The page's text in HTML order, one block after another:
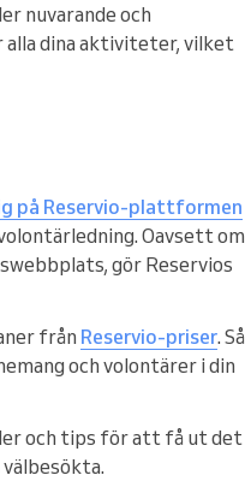
nuvarande och
dina aktiviteter, vilket
på Reservio-plattformen
Oavsett om
gör Reservios
från Reservio-priser. Så
och volontärer i din
och tips för att få ut det